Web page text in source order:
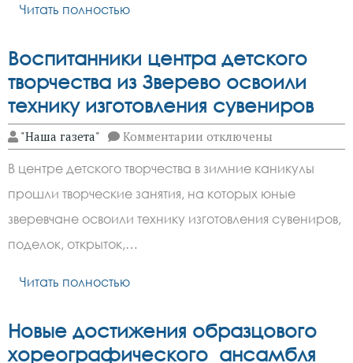
Читать полностью
Воспитанники центра детского
творчества из Зверево освоили
технику изготовления сувениров
"Наша газета" Комментарии к
записи
центра
детского
творчества
из
Зверево
отключены
В центре детского творчества в зимние каникулы
прошли творческие занятия, на которых юные
зверевчане освоили технику изготовления сувениров,
поделок, открыток,…
Читать полностью
Новые достижения образцового
хореографического ансамбля